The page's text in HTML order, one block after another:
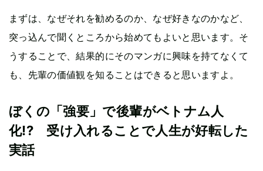
まずは、なぜそれを勧めるのか、なぜ好きなのかなど、
突っ込んで聞くところから始めてもよいと思います。そ
うすることで、結果的にそのマンガに興味を持てなくて
も、先輩の価値観を知ることはできると思いますよ。
ぼくの「強要」で後輩がベトナム人
化!? 受け入れることで人生が好転した
実話